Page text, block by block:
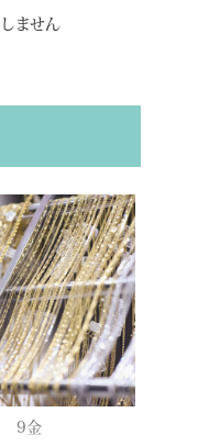
ません
9金